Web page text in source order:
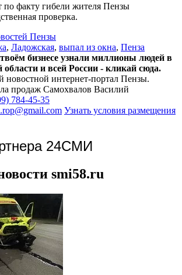
факту гибели жителя Пензы
проверка.
Пензы
, Ладожская, выпал из окна, Пенза
бизнесе узнали миллионы людей в
области и всей России - кликай сюда.
новостной интернет-портал Пензы.
продаж Самохвалов Василий
784-45-35
Узнать условия размещения
24СМИ
smi58.ru